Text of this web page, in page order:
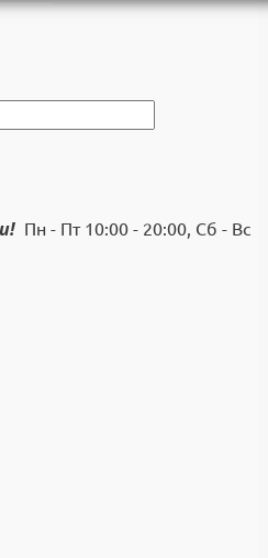
Пн - Пт 10:00 - 20:00, Сб - Вс